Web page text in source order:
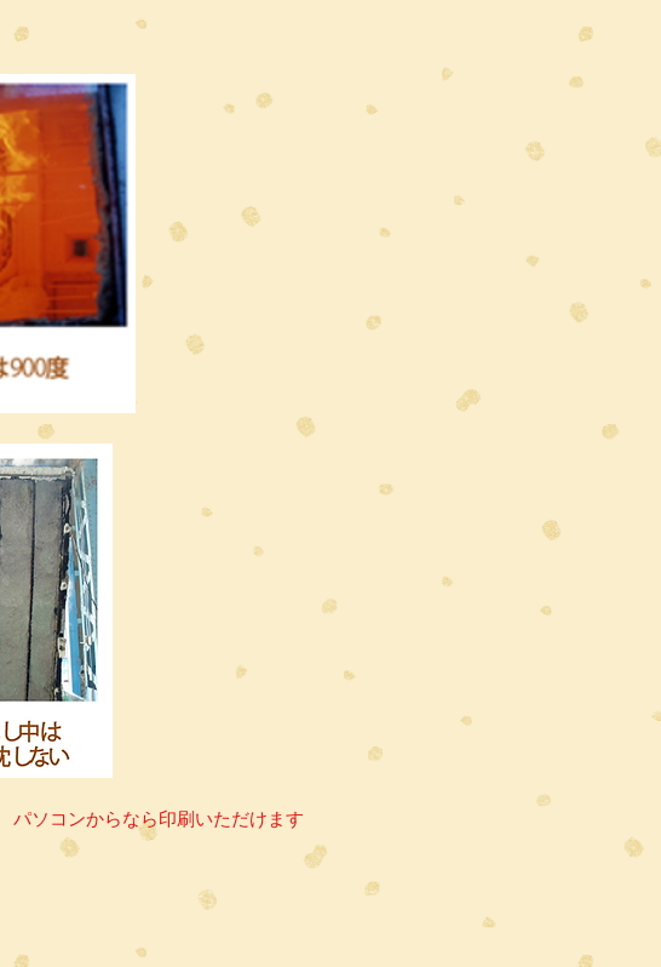
パソコンからなら印刷いただけます